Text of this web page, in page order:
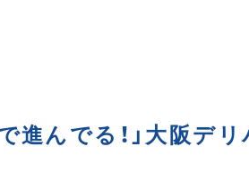
進んでる！」大阪デ